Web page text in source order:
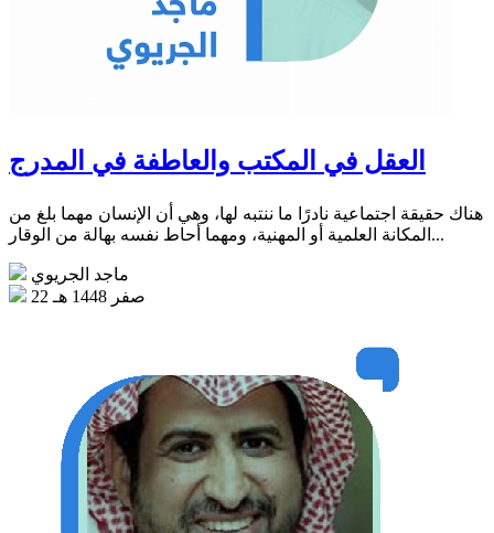
العقل في المكتب والعاطفة في المدرج
هناك حقيقة اجتماعية نادرًا ما ننتبه لها، وهي أن الإنسان مهما بلغ من
المكانة العلمية أو المهنية، ومهما أحاط نفسه بهالة من الوقار...
ماجد الجريوي
22 صفر 1448 هـ